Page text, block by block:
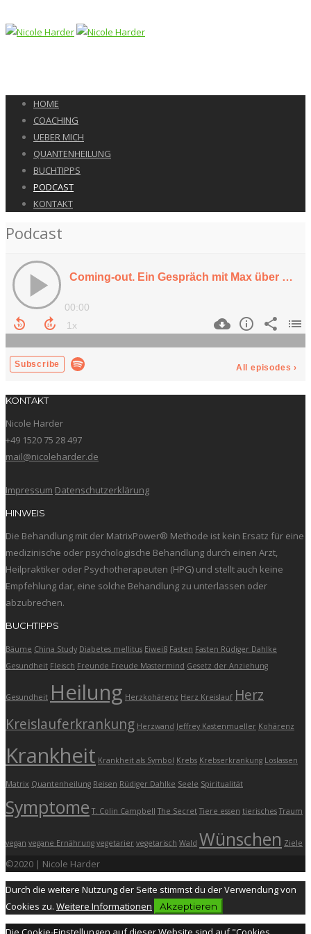
HOME
COACHING
UEBER MICH
QUANTENHEILUNG
BUCHTIPPS
PODCAST
KONTAKT
Podcast
KONTAKT
Nicole Harder
+49 1520 75 28 497
mail@nicoleharder.de
Impressum Datenschutzerklärung
HINWEIS
Die Behandlung mit der MatrixPower® Methode ist kein Ersatz für eine
medizinische oder psychologische Behandlung durch einen Arzt,
Heilpraktiker oder Psychotherapeuten (HPG) und stellt auch keine
Empfehlung dar, eine solche Behandlung zu unterlassen oder
abzubrechen.
BUCHTIPPS
Bäume China Study Diabetes mellitus Eiweiß Fasten Fasten Rüdiger Dahlke
Gesundheit Fleisch Freunde Freude Mastermind Gesetz der Anziehung
Gesundheit Heilung Herzkohärenz Herz Kreislauf Herz
Kreislauferkrankung Herzwand Jeffrey Kastenmueller Kohärenz
Krankheit Krankheit als Symbol Krebs Krebserkrankung Loslassen
Matrix Quantenheilung Reisen Rüdiger Dahlke Seele Spiritualität
Symptome T. Colin Campbell The Secret Tiere essen tierisches Traum
vegan vegane Ernährung vegetarier vegetarisch Wald Wünschen Ziele
©2020 | Nicole Harder
Durch die weitere Nutzung der Seite stimmst du der Verwendung von
Cookies zu. Weitere Informationen Akzeptieren